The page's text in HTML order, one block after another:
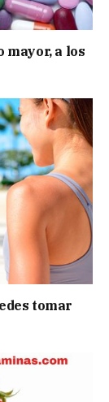
mayor, a los
tomar